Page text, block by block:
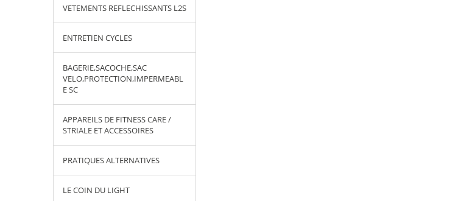
VETEMENTS REFLECHISSANTS L2S
ENTRETIEN CYCLES
BAGERIE,SACOCHE,SAC
VELO,PROTECTION,IMPERMEABL
E SC
APPAREILS DE FITNESS CARE /
STRIALE ET ACCESSOIRES
PRATIQUES ALTERNATIVES
LE COIN DU LIGHT